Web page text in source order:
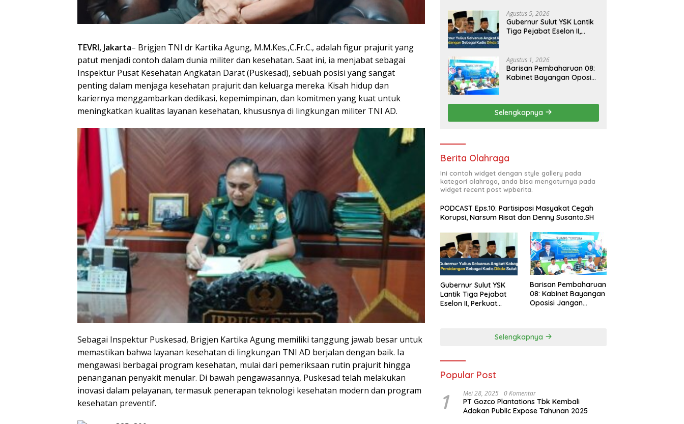
TEVRI, Jakarta– Brigjen TNI dr Kartika Agung, M.M.Kes.,C.Fr.C., adalah figur prajurit yang
patut menjadi contoh dalam dunia militer dan kesehatan. Saat ini, ia menjabat sebagai
Inspektur Pusat Kesehatan Angkatan Darat (Puskesad), sebuah posisi yang sangat
penting dalam menjaga kesehatan prajurit dan keluarga mereka. Kisah hidup dan
kariernya menggambarkan dedikasi, kepemimpinan, dan komitmen yang kuat untuk
meningkatkan kualitas layanan kesehatan, khususnya di lingkungan militer TNI AD.
Sebagai Inspektur Puskesad, Brigjen Kartika Agung memiliki tanggung jawab besar untuk
memastikan bahwa layanan kesehatan di lingkungan TNI AD berjalan dengan baik. Ia
mengawasi berbagai program kesehatan, mulai dari pemeriksaan rutin prajurit hingga
penanganan penyakit menular. Di bawah pengawasannya, Puskesad telah melakukan
inovasi dalam pelayanan, termasuk penerapan teknologi kesehatan modern dan program
kesehatan preventif.
Agustus 5, 2026
Gubernur Sulut YSK Lantik
Tiga Pejabat Eselon II,
Agustus 1, 2026
Barisan Pembaharuan 08:
Kabinet Bayangan Oposisi
Asta Cita Prabowo-Gibran
Selengkapnya
Berita Olahraga
Ini contoh widget dengan style gallery pada
kategori olahraga, anda bisa mengaturnya pada
widget recent post wpberita.
PODCAST Eps.10: Partisipasi Masyakat Cegah
Korupsi, Narsum Risat dan Denny Susanto.SH
Gubernur Sulut YSK
Lantik Tiga Pejabat
Eselon II, Perkuat
Barisan Pembaharuan
08: Kabinet Bayangan
Oposisi Jangan
Prabowo-Gibran
Selengkapnya
Popular Post
1 Mei 28, 2025 0 Komentar
PT Gozco Plantations Tbk Kembali
Adakan Public Expose Tahunan 2025